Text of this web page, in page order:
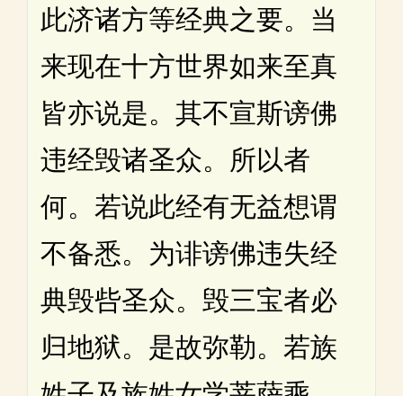
此济诸方等经典之要。当
来现在十方世界如来至真
皆亦说是。其不宣斯谤佛
违经毁诸圣众。所以者
何。若说此经有无益想谓
不备悉。为诽谤佛违失经
典毁呰圣众。毁三宝者必
归地狱。是故弥勒。若族